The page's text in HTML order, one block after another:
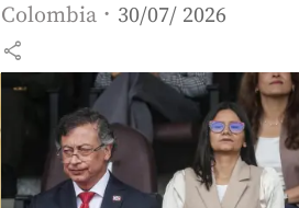
Colombia 30/07/ 2026
share